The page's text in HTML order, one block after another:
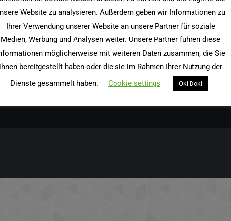
Kategorien
Website zu analysieren. Außerdem geben wir Informationen zu
Ihrer Verwendung unserer Website an unsere Partner für soziale
Medien, Werbung und Analysen weiter. Unsere Partner führen diese
möglicherweise mit weiteren Daten zusammen, die Sie
ihnen bereitgestellt haben oder die sie im Rahmen Ihrer Nutzung der
Dienste gesammelt haben.
Cookie settings Oki Doki